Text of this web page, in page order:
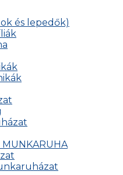
és lepedők)